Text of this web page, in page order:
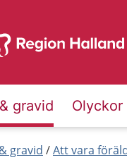
gravid Olyckor
gravid Att vara